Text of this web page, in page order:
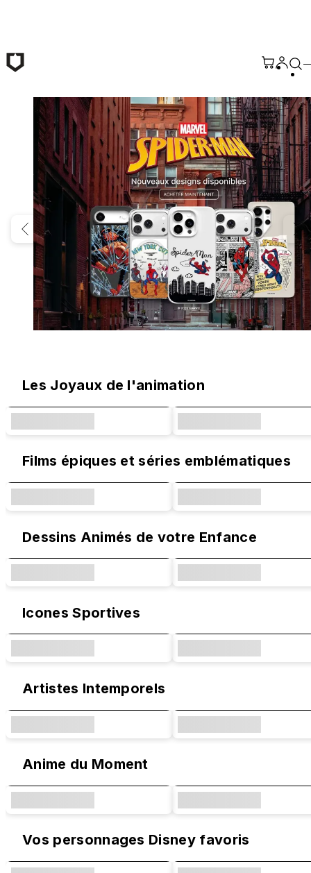
Les Joyaux de l'animation
Films épiques et séries emblématiques
Dessins Animés de votre Enfance
Icones Sportives
Artistes Intemporels
Anime du Moment
Vos personnages Disney favoris